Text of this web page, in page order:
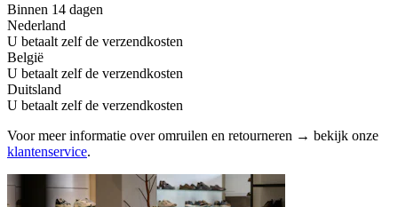
Binnen 14 dagen
Nederland
U betaalt zelf de verzendkosten
België
U betaalt zelf de verzendkosten
Duitsland
U betaalt zelf de verzendkosten
Voor meer informatie over omruilen en retourneren → bekijk onze
klantenservice.